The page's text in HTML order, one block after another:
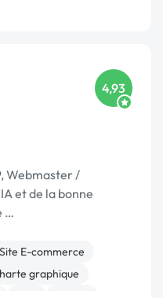
4,93
Webmaster /
et de la bonne
…
Site E-commerce
graphique